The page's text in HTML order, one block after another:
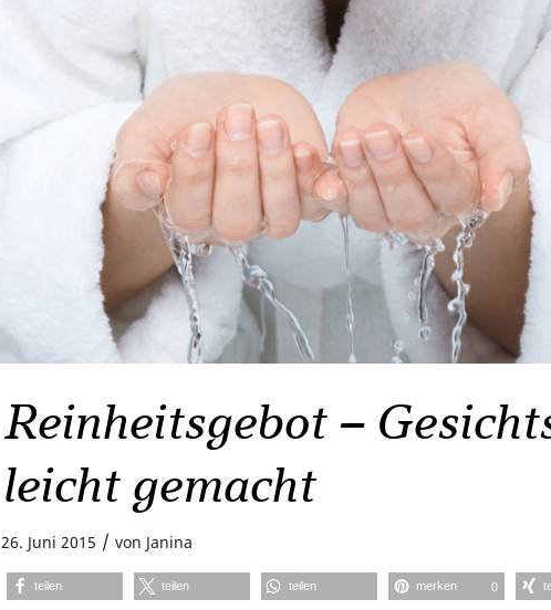
Reinheitsgebot –
leicht gemacht
26. Juni 2015 / von Janina
teilen teilen teilen merken 0